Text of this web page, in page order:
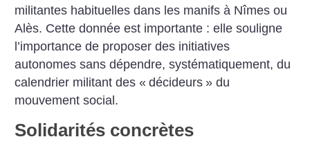
militantes habituelles dans les manifs à Nîmes ou
Alès. Cette donnée est importante : elle souligne
l’importance de proposer des initiatives
autonomes sans dépendre, systématiquement, du
calendrier militant des « décideurs » du
mouvement social.
Solidarités concrètes